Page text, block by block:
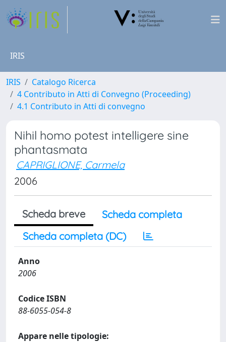
IRIS
IRIS
Catalogo Ricerca
4 Contributo in Atti di Convegno (Proceeding)
4.1 Contributo in Atti di convegno
Nihil homo potest intelligere sine
phantasmata
CAPRIGLIONE, Carmela
2006
Scheda breve
Scheda completa
Scheda completa (DC)
Anno
2006
Codice ISBN
88-6055-054-8
Appare nelle tipologie: